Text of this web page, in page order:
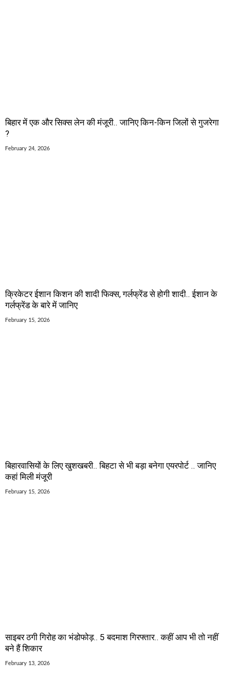
बिहार में एक और सिक्स लेन की मंजूरी.. जानिए किन-किन जिलों से गुजरेगा
?
February 24, 2026
क्रिकेटर ईशान किशन की शादी फिक्स, गर्लफ्रेंड से होगी शादी.. ईशान के
गर्लफ्रेंड के बारे में जानिए
February 15, 2026
बिहारवासियों के लिए खुशखबरी.. बिहटा से भी बड़ा बनेगा एयरपोर्ट .. जानिए
कहां मिली मंजूरी
February 15, 2026
साइबर ठगी गिरोह का भंडोफोड़.. 5 बदमाश गिरफ्तार.. कहीं आप भी तो नहीं
बने हैं शिकार
February 13, 2026